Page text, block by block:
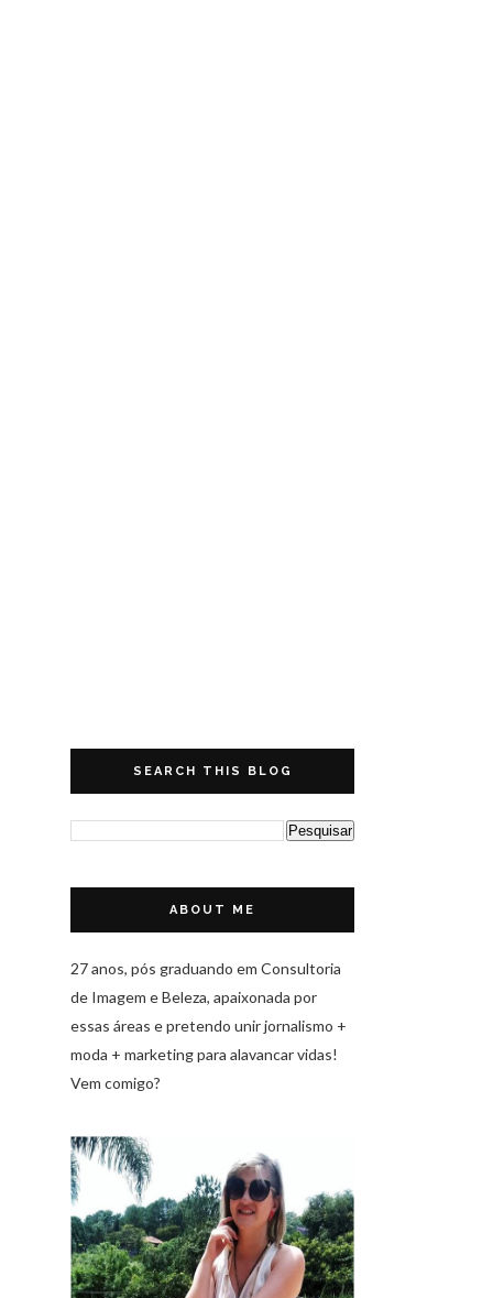
SEARCH THIS BLOG
ABOUT ME
27 anos, pós graduando em Consultoria
de Imagem e Beleza, apaixonada por
essas áreas e pretendo unir jornalismo +
moda + marketing para alavancar vidas!
Vem comigo?